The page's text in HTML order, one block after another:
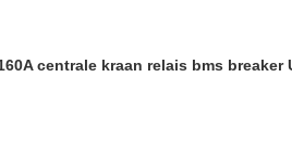
centrale kraan relais bms breaker